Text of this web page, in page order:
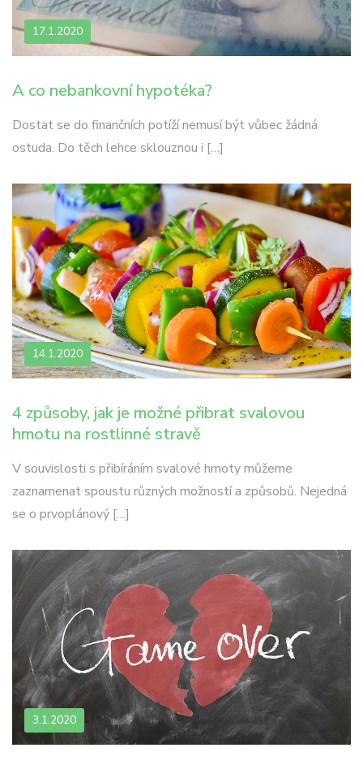
17.1.2020
A co nebankovní hypotéka?
Dostat se do finančních potíží nemusí být vůbec žádná
ostuda. Do těch lehce sklouznou i […]
14.1.2020
4 způsoby, jak je možné přibrat svalovou
hmotu na rostlinné stravě
V souvislosti s přibíráním svalové hmoty můžeme
zaznamenat spoustu různých možností a způsobů. Nejedná
se o prvoplánový […]
3.1.2020